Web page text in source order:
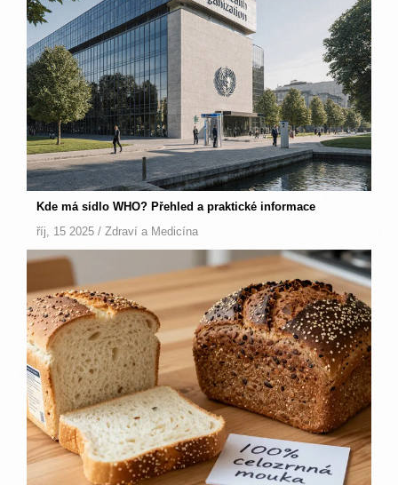
Kde má sídlo WHO? Přehled a praktické informace
říj, 15 2025 /Zdraví a Medicína